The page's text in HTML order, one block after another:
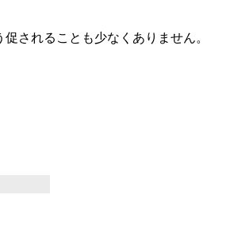
されることも少なくありません。